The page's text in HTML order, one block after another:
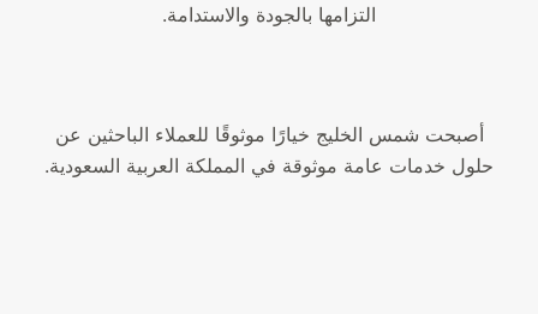
التزامها بالجودة والاستدامة.
أصبحت شمس الخليج خيارًا موثوقًا للعملاء الباحثين عن
حلول خدمات عامة موثوقة في المملكة العربية السعودية.